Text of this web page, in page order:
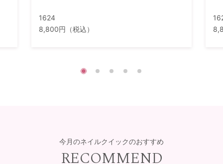
1624
8,800円（税込）
今月のネイルクイックのおすすめ
RECOMMEND